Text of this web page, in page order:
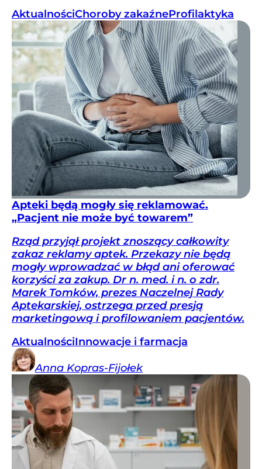
AktualnościChoroby zakaźneProfilaktyka
Apteki będą mogły się reklamować.
„Pacjent nie może być towarem”
Rząd przyjął projekt znoszący całkowity
zakaz reklamy aptek. Przekazy nie będą
mogły wprowadzać w błąd ani oferować
korzyści za zakup. Dr n. med. i n. o zdr.
Marek Tomków, prezes Naczelnej Rady
Aptekarskiej, ostrzega przed presją
marketingową i profilowaniem pacjentów.
AktualnościInnowacje i farmacja
Anna Kopras-Fijołek